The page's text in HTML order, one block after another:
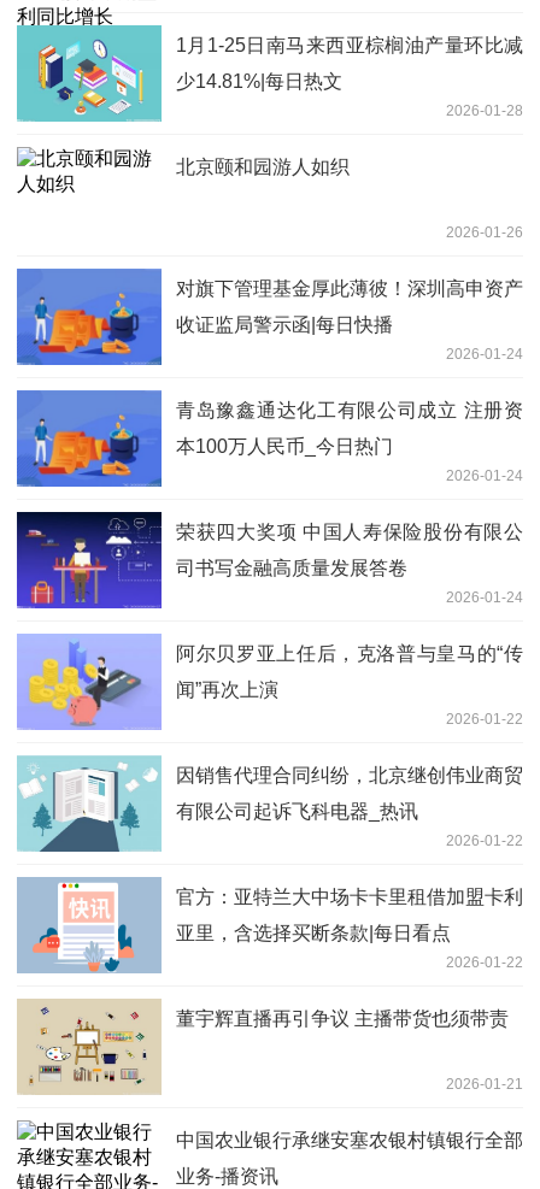
1月1-25日南马来西亚棕榈油产量环比减
少14.81%|每日热文
2026-01-28
北京颐和园游人如织
2026-01-26
对旗下管理基金厚此薄彼！深圳高申资产
收证监局警示函|每日快播
2026-01-24
青岛豫鑫通达化工有限公司成立 注册资
本100万人民币_今日热门
2026-01-24
荣获四大奖项 中国人寿保险股份有限公
司书写金融高质量发展答卷
2026-01-24
阿尔贝罗亚上任后，克洛普与皇马的“传
闻”再次上演
2026-01-22
因销售代理合同纠纷，北京继创伟业商贸
有限公司起诉飞科电器_热讯
2026-01-22
官方：亚特兰大中场卡卡里租借加盟卡利
亚里，含选择买断条款|每日看点
2026-01-22
董宇辉直播再引争议 主播带货也须带责
2026-01-21
中国农业银行承继安塞农银村镇银行全部
业务-播资讯